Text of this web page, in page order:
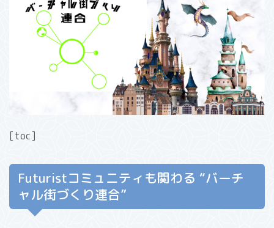
[toc]
Futuristコミュニティも関わる “バーチ
ャル街づくり連合”